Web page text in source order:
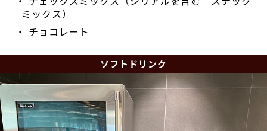
ミックス）
・ チョコレート
ソフトドリンク